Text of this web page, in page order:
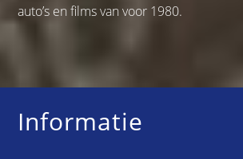
auto’s en films van voor 1980.
Informatie